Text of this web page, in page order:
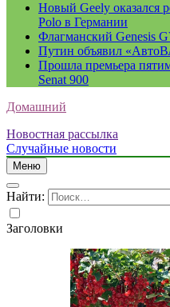
Новый Geely оказался
Polo в Германии
Флагманский Genesis
Путин объявил
Прошла премьера
Senat 900
Домашний
Новостная рассылка
Случайные новости
Меню
Найти:
Заголовки